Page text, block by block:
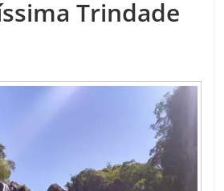
Trindade